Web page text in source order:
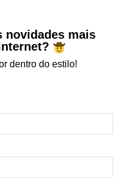
novidades mais
dentro do estilo!